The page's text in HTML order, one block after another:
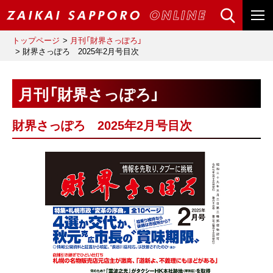
トップページ
月刊「財界さっぽろ」
財界さっぽろ 2025年2月号目次
月刊「財界さっぽろ」
財界さっぽろ 2025年2月号目次